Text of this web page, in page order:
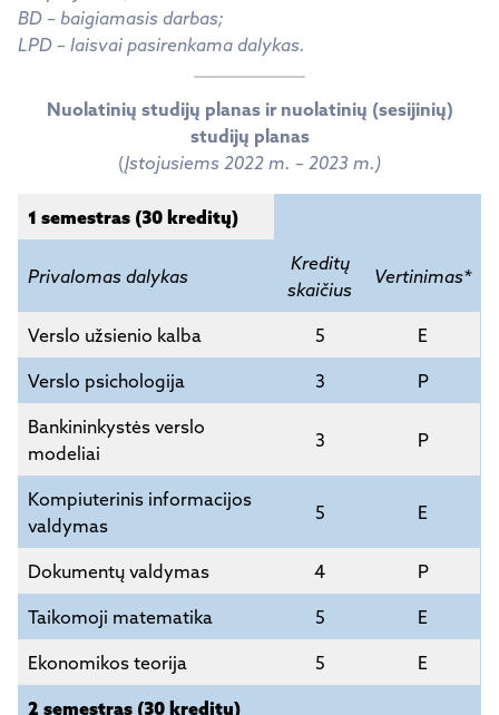
BD – baigiamasis darbas;
LPD – laisvai pasirenkama dalykas.
Nuolatinių studijų planas ir nuolatinių (sesijinių)
studijų planas
(Įstojusiems 2022 m. – 2023 m.)
1 semestras (30 kreditų)
Privalomas dalykas
Kreditų
skaičius
Vertinimas*
Verslo užsienio kalba 5 E
Verslo psichologija 3 P
Bankininkystės verslo
modeliai
3 P
Kompiuterinis informacijos
valdymas
5 E
Dokumentų valdymas 4 P
Taikomoji matematika 5 E
Ekonomikos teorija 5 E
2 semestras (30 kreditų)